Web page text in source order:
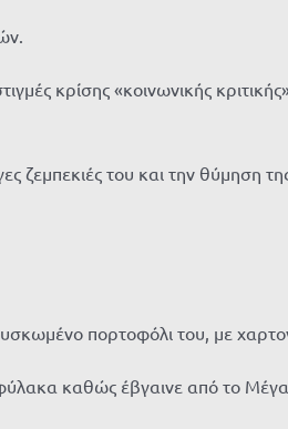
κρίσης «κοινωνικής
του και την θύμηση
πορτοφόλι του, με
καθώς έβγαινε από το